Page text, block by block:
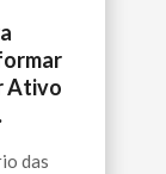
Ativo
das